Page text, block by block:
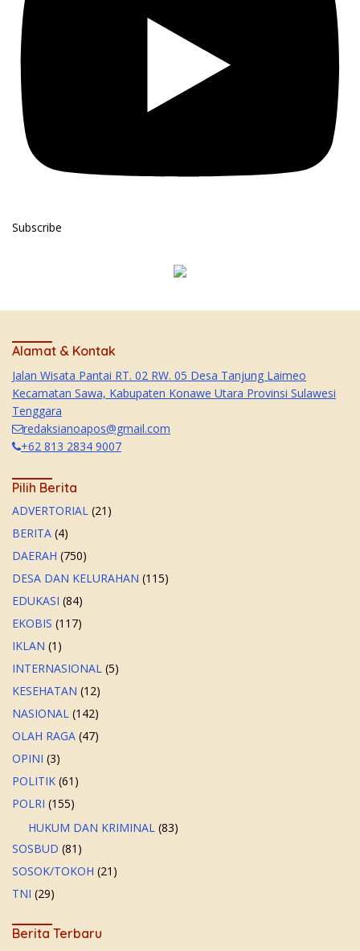
Subscribe
Alamat & Kontak
Jalan Wisata Pantai RT. 02 RW. 05 Desa Tanjung Laimeo
Kecamatan Sawa, Kabupaten Konawe Utara Provinsi Sulawesi
Tenggara
redaksianoapos@gmail.com
+62 813 2834 9007
Pilih Berita
ADVERTORIAL (21)
BERITA (4)
DAERAH (750)
DESA DAN KELURAHAN (115)
EDUKASI (84)
EKOBIS (117)
IKLAN (1)
INTERNASIONAL (5)
KESEHATAN (12)
NASIONAL (142)
OLAH RAGA (47)
OPINI (3)
POLITIK (61)
POLRI (155)
HUKUM DAN KRIMINAL (83)
SOSBUD (81)
SOSOK/TOKOH (21)
TNI (29)
Berita Terbaru